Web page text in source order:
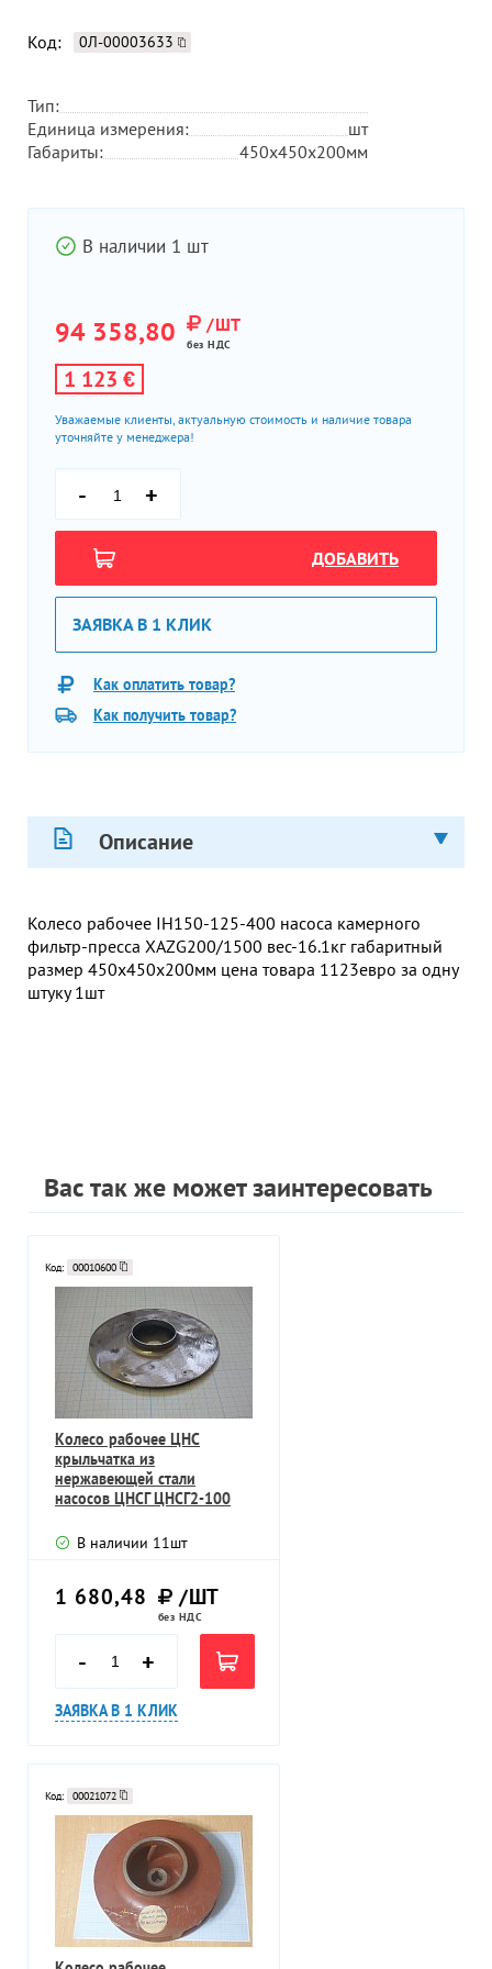
Код: 0Л-00003633
Тип:
Единица измерения:
шт
Габариты:
450х450х200мм
В наличии 1 шт
94 358,80 /ШТ
без НДС
1 123 €
Уважаемые клиенты, актуальную стоимость и наличие товара
уточняйте у менеджера!
- +
ДОБАВИТЬ
ЗАЯВКА В 1 КЛИК
Как оплатить товар?
Как получить товар?
Описание
Колесо рабочее IH150-125-400 насоса камерного
фильтр-пресса XAZG200/1500 вес-16.1кг габаритный
размер 450х450х200мм цена товара 1123евро за одну
штуку 1шт
Вас так же может заинтересовать
Код: 00010600
Колесо рабочее ЦНС
крыльчатка из
нержавеющей стали
насосов ЦНСГ ЦНСГ2-100
В наличии 11шт
1 680,48 /ШТ
без НДС
- +
ЗАЯВКА В 1 КЛИК
Код: 00021072